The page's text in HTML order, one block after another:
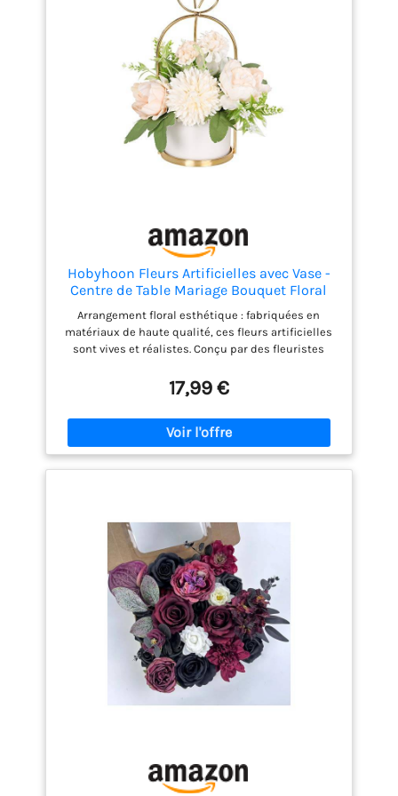
Hobyhoon Fleurs Artificielles avec Vase -
Centre de Table Mariage Bouquet Floral
d'Hortensia et Chrysanthème pour
Décoration de Maison, Salon ou Bureau
Arrangement floral esthétique : fabriquées en
matériaux de haute qualité, ces fleurs artificielles
sont vives et réalistes. Conçu par des fleuristes
des chrysanthèmes, des pivoines, des œillets, des
petites pointes de baies, plusieurs bourgeons et
des feuilles touffues, qui créent un bouquet de
fleurs esthétique complet. Vous pouvez facilement
le placer dans votre propre vase, ou ajouter d'autres
fleurs pour créer votre propre style de décoration.
pivoine avec vase en céramique peut être appliquée
à presque tous les styles de décoration. En
conjonction avec le cadre en fer forgé, cette mini
fleur en pot n'est pas seulement une décoration
d'intérieur, mais peut également être une
décoration en pot de fleurs à suspendre. Vous
pouvez les garder ensemble ou séparément pour
apporter un look naturel et élégant dans différents
styles. Pas besoin d'entretien : contrairement aux
plantes fraîches, ces fleurs artificielles ne
mourront jamais, elles restent toujours fraîches et
soin. S'il y a de la poussière ou d'autres taches, il
suffit de les souffler avec un sèche-cheveux à basse
17,99 €